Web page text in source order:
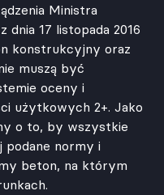
Ministra
17 listopada 2016
konstrukcyjny oraz
muszą być
oceny i
użytkowych 2+. Jako
o to, by wszystkie
podane normy i
beton, na którym